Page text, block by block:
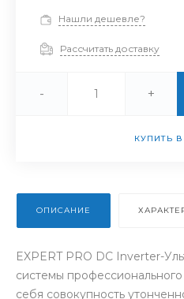
Нашли дешевле?
Рассчитать доставку
- +
КУПИТЬ
ОПИСАНИЕ
EXPERT PRO DC Inverter-
системы
себя совокупность